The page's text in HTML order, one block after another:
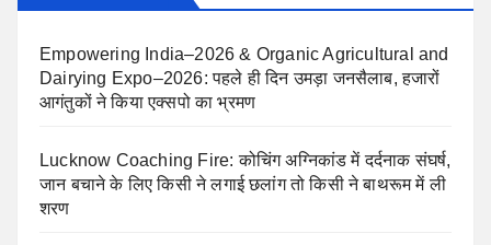
Empowering India–2026 & Organic Agricultural and
Dairying Expo–2026: पहले ही दिन उमड़ा जनसैलाब, हजारों
आगंतुकों ने किया एक्सपो का भ्रमण
Lucknow Coaching Fire: कोचिंग अग्निकांड में दर्दनाक संघर्ष,
जान बचाने के लिए किसी ने लगाई छलांग तो किसी ने बाथरूम में ली
शरण